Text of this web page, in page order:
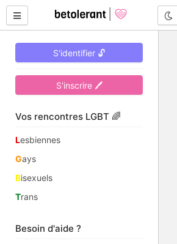
S'identifier 🔓
S'inscrire 🖊
Vos rencontres LGBT 🌈
Lesbiennes
Gays
Bisexuels
Trans
Besoin d'aide ?